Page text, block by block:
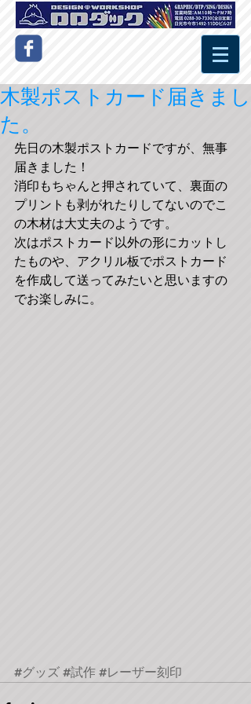
木製ポストカード届きまし
た。
先日の木製ポストカードですが、無事
届きました！
消印もちゃんと押されていて、裏面の
プリントも剥がれたりしてないのでこ
の木材は大丈夫のようです。
次はポストカード以外の形にカットし
たものや、アクリル板でポストカード
を作成して送ってみたいと思いますの
でお楽しみに。
#グッズ #試作 #レーザー刻印